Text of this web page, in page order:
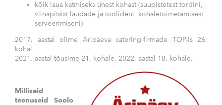
kõik laua katmiseks ühest kohast (suupistetest tordini,
viinapitsist laudade ja toolideni, kohaletoimetamisest
serveerimiseni)
2017. aastal olime Äripäeva catering-firmade TOP-is 26.
kohal,
2021. aastal tõusime 21. kohale, 2022. aastal 18. kohale.
Milliseid
teenuseid Soolo